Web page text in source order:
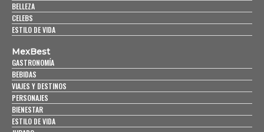
BELLEZA
CELEBS
ESTILO DE VIDA
MexBest
GASTRONOMÍA
BEBIDAS
VIAJES Y DESTINOS
PERSONAJES
BIENESTAR
ESTILO DE VIDA